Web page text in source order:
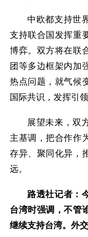
中欧都支持世
支持联合国发挥重
博弈。双方将在联
团等多边框架内加
热点问题，就气候
国际共识，发挥引领
展望未来，双
主基调，把合作作
存异、聚同化异，
远。
路透社记者：
台湾时强调，不管
继续支持台湾。外